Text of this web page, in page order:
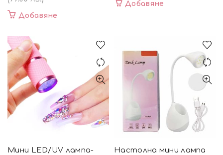
Добавяне
39.37€
33.23€
Добавяне
Мини LED/UV лампа-
Настолна мини лампа